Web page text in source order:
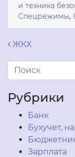
и техника
Спецрежимы,
ЖКХ
Рубрики
Банк
Бухучет,
Зарплата